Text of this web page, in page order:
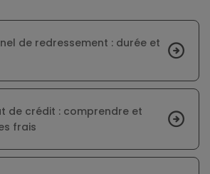
de redressement : durée et
de crédit : comprendre et
frais